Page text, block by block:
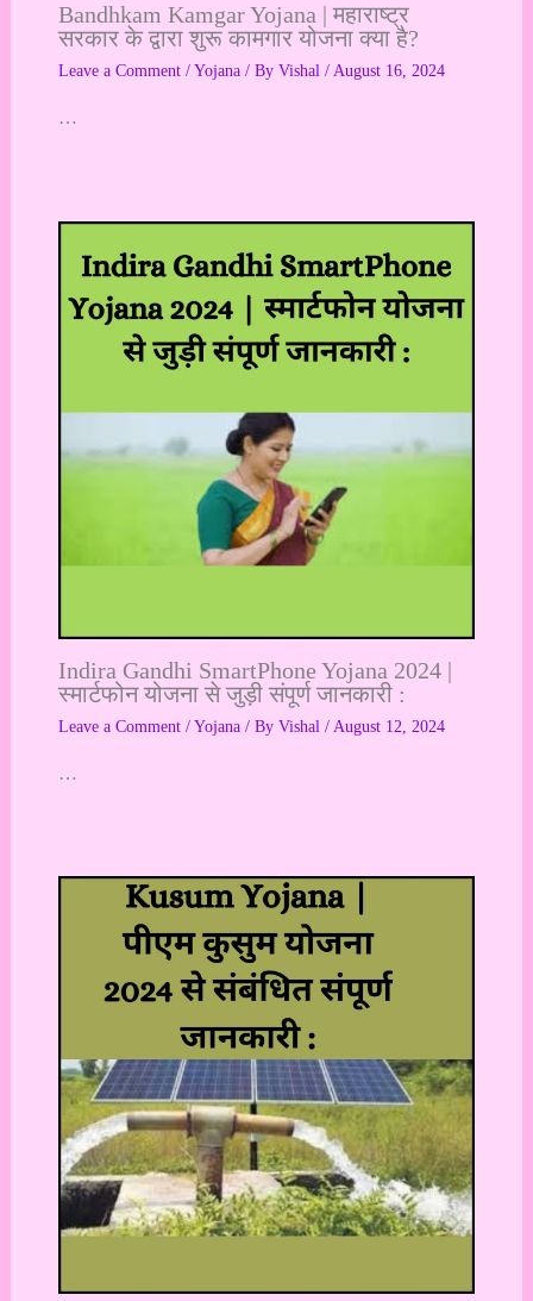
Bandhkam Kamgar Yojana | महाराष्ट्र
सरकार के द्वारा शुरू कामगार योजना क्या है?
Leave a Comment / Yojana/ By Vishal / August 16, 2024
…
Indira Gandhi SmartPhone Yojana 2024 |
स्मार्टफोन योजना से जुड़ी संपूर्ण जानकारी :
Leave a Comment / Yojana/ By Vishal / August 12, 2024
…